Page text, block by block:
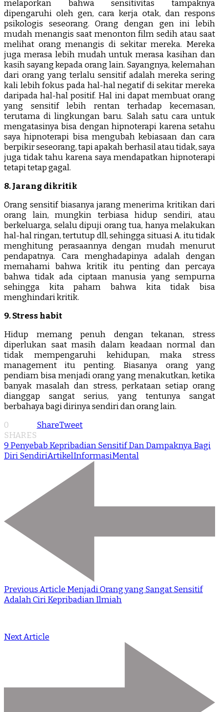
melaporkan bahwa sensitivitas tampaknya
dipengaruhi oleh gen, cara kerja otak, dan respons
psikologis seseorang. Orang dengan gen ini lebih
mudah menangis saat menonton film sedih atau saat
melihat orang menangis di sekitar mereka. Mereka
juga merasa lebih mudah untuk merasa kasihan dan
kasih sayang kepada orang lain. Sayangnya, kelemahan
dari orang yang terlalu sensitif adalah mereka sering
kali lebih fokus pada hal-hal negatif di sekitar mereka
daripada hal-hal positif. Hal ini dapat membuat orang
yang sensitif lebih rentan terhadap kecemasan,
terutama di lingkungan baru. Salah satu cara untuk
mengatasinya bisa dengan hipnoterapi karena setahu
saya hipnoterapi bisa mengubah kebiasaan dan cara
berpikir seseorang, tapi apakah berhasil atau tidak, saya
juga tidak tahu karena saya mendapatkan hipnoterapi
tetapi tetap gagal.
8. Jarang dikritik
Orang sensitif biasanya jarang menerima kritikan dari
orang lain, mungkin terbiasa hidup sendiri, atau
berkeluarga, selalu dipuji orang tua, hanya melakukan
hal-hal ringan, tertutup dll, sehingga situasi A. itu tidak
menghitung perasaannya dengan mudah menurut
pendapatnya. Cara menghadapinya adalah dengan
memahami bahwa kritik itu penting dan percaya
bahwa tidak ada ciptaan manusia yang sempurna
sehingga kita paham bahwa kita tidak bisa
menghindari kritik.
9. Stress habit
Hidup memang penuh dengan tekanan, stress
diperlukan saat masih dalam keadaan normal dan
tidak mempengaruhi kehidupan, maka stress
management itu penting. Biasanya orang yang
pendiam bisa menjadi orang yang menakutkan, ketika
banyak masalah dan stress, perkataan setiap orang
dianggap sangat serius, yang tentunya sangat
berbahaya bagi dirinya sendiri dan orang lain.
0
SHARES
ShareTweet
9 Penyebab Kepribadian Sensitif Dan Dampaknya Bagi
Diri SendiriArtikelInformasiMental
Previous Article Menjadi Orang yang Sangat Sensitif
Adalah Ciri Kepribadian Ilmiah
Next Article